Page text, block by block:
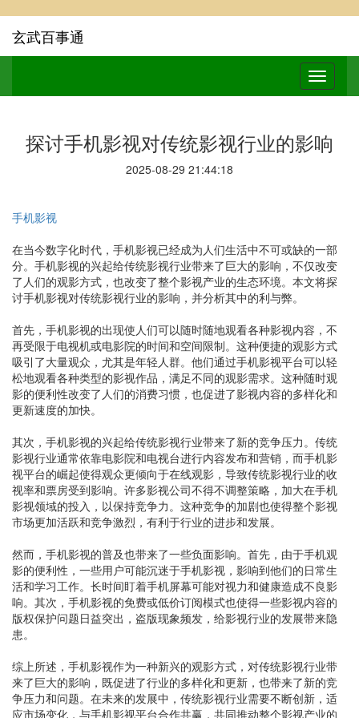
玄武百事通
探讨手机影视对传统影视行业的影响
2025-08-29 21:44:18
手机影视
在当今数字化时代，手机影视已经成为人们生活中不可或缺的一部
分。手机影视的兴起给传统影视行业带来了巨大的影响，不仅改变
了人们的观影方式，也改变了整个影视产业的生态环境。本文将探
讨手机影视对传统影视行业的影响，并分析其中的利与弊。
首先，手机影视的出现使人们可以随时随地观看各种影视内容，不
再受限于电视机或电影院的时间和空间限制。这种便捷的观影方式
吸引了大量观众，尤其是年轻人群。他们通过手机影视平台可以轻
松地观看各种类型的影视作品，满足不同的观影需求。这种随时观
影的便利性改变了人们的消费习惯，也促进了影视内容的多样化和
更新速度的加快。
其次，手机影视的兴起给传统影视行业带来了新的竞争压力。传统
影视行业通常依靠电影院和电视台进行内容发布和营销，而手机影
视平台的崛起使得观众更倾向于在线观影，导致传统影视行业的收
视率和票房受到影响。许多影视公司不得不调整策略，加大在手机
影视领域的投入，以保持竞争力。这种竞争的加剧也使得整个影视
市场更加活跃和竞争激烈，有利于行业的进步和发展。
然而，手机影视的普及也带来了一些负面影响。首先，由于手机观
影的便利性，一些用户可能沉迷于手机影视，影响到他们的日常生
活和学习工作。长时间盯着手机屏幕可能对视力和健康造成不良影
响。其次，手机影视的免费或低价订阅模式也使得一些影视内容的
版权保护问题日益突出，盗版现象频发，给影视行业的发展带来隐
患。
综上所述，手机影视作为一种新兴的观影方式，对传统影视行业带
来了巨大的影响，既促进了行业的多样化和更新，也带来了新的竞
争压力和问题。在未来的发展中，传统影视行业需要不断创新，适
应市场变化，与手机影视平台合作共赢，共同推动整个影视产业的